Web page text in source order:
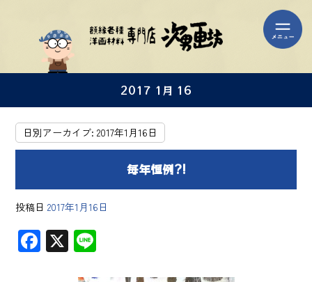
2017 1月 16
日別アーカイブ:2017年1月16日
毎年恒例?!
投稿日 2017年1月16日
F X